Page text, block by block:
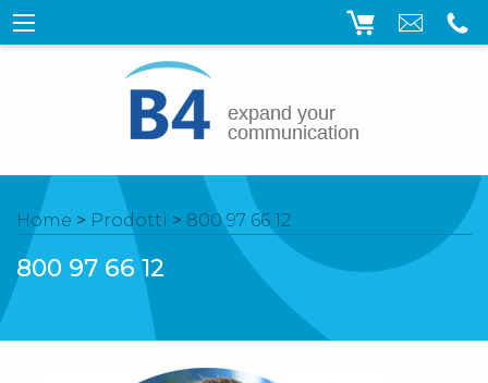
Home > Prodotti > 800 97 66 12
800 97 66 12